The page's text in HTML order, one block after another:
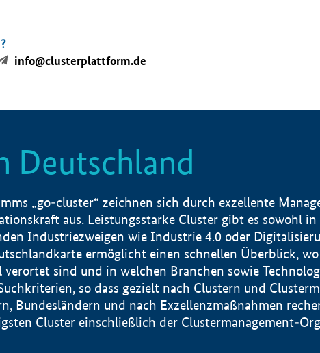
info@clusterplattform.de
Deutschland
„go-cluster“ zeichnen sich durch exzellente
aus. Leistungsstarke Cluster gibt es sowohl
Industriezweigen wie Industrie 4.0 oder
ermöglicht einen schnellen Überblick,
sind und in welchen Branchen sowie
so dass gezielt nach Clustern und
Bundesländern und nach Exzellenzmaßnahmen
Cluster einschließlich der Clustermanagement-